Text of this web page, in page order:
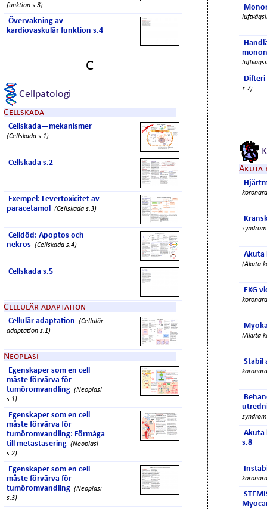
funktion s.3)
Övervakning av
kardiovaskulär funktion s.4
C
Cellpatologi
Cellskada
Cellskada—mekanismer
(Cellskada s.1)
Cellskada s.2
Exempel: Levertoxicitet av
paracetamol (Cellskada s.3)
Celldöd: Apoptos och
nekros (Cellskada s.4)
Cellskada s.5
Cellulär adaptation
Cellulär adaptation (Cellulär
adaptation s.1)
Neoplasi
Egenskaper som en cell
måste förvärva för
tumöromvandling (Neoplasi
s.1)
Egenskaper som en cell
måste förvärva för
tumöromvandling: Förmåga
till metastasering (Neoplasi
s.2)
Egenskaper som en cell
måste förvärva för
tumöromvandling (Neoplasi
s.3)
Difteri
s.7)
Akuta
Akuta
(Akuta
EKG
(Akuta
Stabil
Akuta
s.8